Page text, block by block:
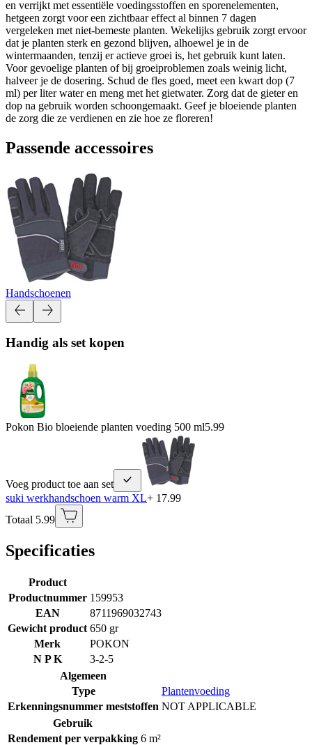
en verrijkt met essentiële voedingsstoffen en sporenelementen,
hetgeen zorgt voor een zichtbaar effect al binnen 7 dagen
vergeleken met niet-bemeste planten. Wekelijks gebruik zorgt ervoor
dat je planten sterk en gezond blijven, alhoewel je in de
wintermaanden, tenzij er actieve groei is, het gebruik kunt laten.
Voor gevoelige planten of bij groeiproblemen zoals weinig licht,
halveer je de dosering. Schud de fles goed, meet een kwart dop (7
ml) per liter water en meng met het gietwater. Zorg dat de gieter en
dop na gebruik worden schoongemaakt. Geef je bloeiende planten
de zorg die ze verdienen en zie hoe ze floreren!
Passende accessoires
Handschoenen
Handig als set kopen
Pokon Bio bloeiende planten voeding 500 ml5.99
Voeg product toe aan set
suki werkhandschoen warm XL+ 17.99
Totaal 5.99
Specificaties
Product
Productnummer 159953
EAN
8711969032743
Gewicht product 650 gr
Merk
POKON
N P K
3-2-5
Algemeen
Type
Plantenvoeding
Erkenningsnummer meststoffen NOT APPLICABLE
Gebruik
Rendement per verpakking 6 m²